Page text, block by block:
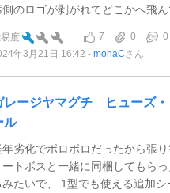
側のロゴが剥がれてどこかへ飛
度 7 0
0
年3月21日 16:42
monaCさん
レージヤマグチ ヒューズ
ル
年劣化でボロボロだったから張
ートボスと一緒に同梱してもら
みたいで、 1型でも使える追加